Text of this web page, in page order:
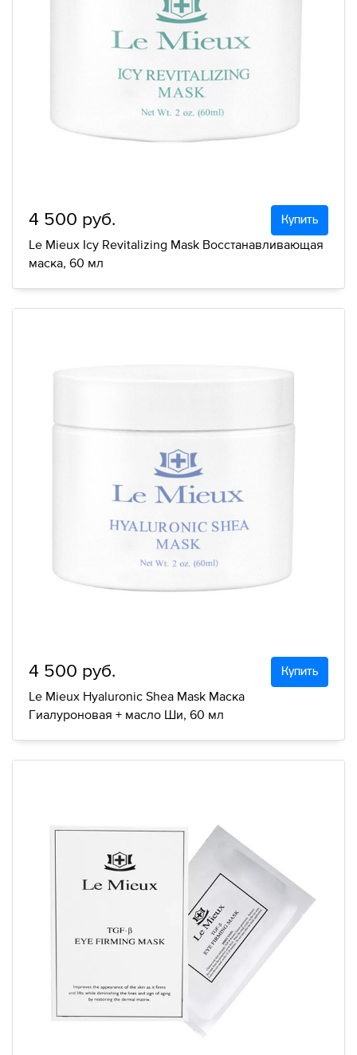
4 500 руб. Купить
Le Mieux Icy Revitalizing Mask Восстанавливающая
маска, 60 мл
4 500 руб. Купить
Le Mieux Hyaluronic Shea Mask Маска
Гиалуроновая + масло Ши, 60 мл